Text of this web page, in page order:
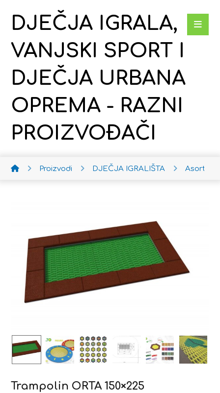
DJEČJA IGRALA,
VANJSKI SPORT I
DJEČJA URBANA
OPREMA - RAZNI
PROIZVOĐAČI
Proizvodi DJEČJA IGRALIŠTA
Trampolin ORTA 150×225